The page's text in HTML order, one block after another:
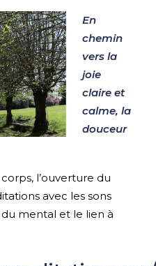
En
chemin
vers la
joie
claire et
calme, la
douceur
l’ouverture du
avec les sons
mental et le lien à